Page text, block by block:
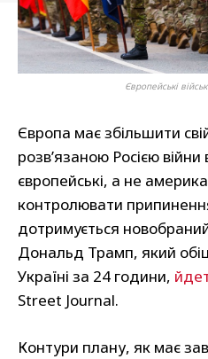
Європейські
Європа має збільшити
розв’язаною Росією війни
європейські, а не
контролювати
дотримується
Дональд Трамп, який
Україні за 24 години,
Street Journal.
Контури плану, як має